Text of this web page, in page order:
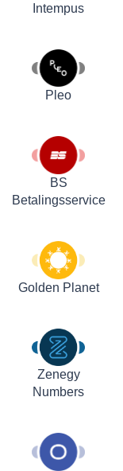
Intempus
Pleo
BS
Betalingsservice
Golden Planet
Zenegy
Numbers